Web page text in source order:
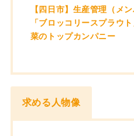
【四日市】生産管理（メ
「ブロッコリースプラウ
菜のトップカンパニー
求める人物像